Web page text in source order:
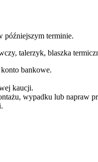
późniejszym terminie.
talerzyk, blaszka
bankowe.
kaucji.
wypadku lub napraw